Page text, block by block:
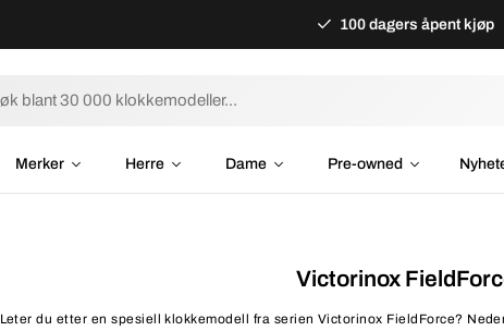
100 dagers åpent kjøp
Merker Herre Dame Pre-owned
Victorinox
Leter du etter en spesiell klokkemodell fra serien Victorinox FieldForce?